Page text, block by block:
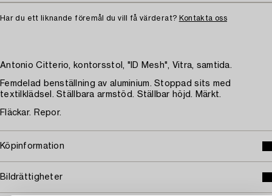
Har du ett liknande föremål du vill få värderat? Kontakta oss
Antonio Citterio, kontorsstol, "ID Mesh", Vitra, samtida.
Femdelad benställning av aluminium. Stoppad sits med
textilklädsel. Ställbara armstöd. Ställbar höjd. Märkt.
Fläckar. Repor.
Köpinformation
Bildrättigheter